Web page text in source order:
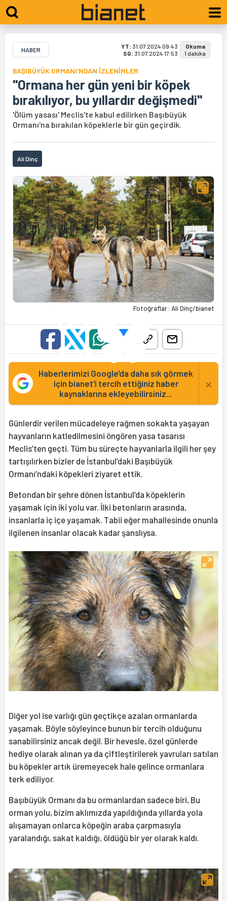
HABER YT: 31.07.2024 09:43
SG: 31.07.2024 17:53
Okuma
1 dakika
BAŞIBÜYÜK ORMANI'NDAN İZLENİMLER
"Ormana her gün yeni bir köpek
bırakılıyor, bu yıllardır değişmedi"
'Ölüm yasası' Meclis'te kabul edilirken Başıbüyük
Ormanı'na bırakılan köpeklerle bir gün geçirdik.
Ali Dinç
Fotoğraflar: Ali Dinç/bianet
Haberlerimizi Google'da daha sık görmek
için bianet'i tercih ettiğiniz haber
kaynaklarına ekleyebilirsiniz...
×
Günlerdir verilen mücadeleye rağmen sokakta yaşayan
hayvanların katledilmesini öngören yasa tasarısı
Meclis’ten geçti. Tüm bu süreçte hayvanlarla ilgili her şey
tartışılırken bizler de İstanbul’daki Başıbüyük
Ormanı’ndaki köpekleri ziyaret ettik.
Betondan bir şehre dönen İstanbul’da köpeklerin
yaşamak için iki yolu var. İlki betonların arasında,
insanlarla iç içe yaşamak. Tabii eğer mahallesinde onunla
ilgilenen insanlar olacak kadar şanslıysa.
Diğer yol ise varlığı gün geçtikçe azalan ormanlarda
yaşamak. Böyle söyleyince bunun bir tercih olduğunu
sanabilirsiniz ancak değil. Bir hevesle, özel günlerde
hediye olarak alınan ya da çiftleştirilerek yavruları satılan
bu köpekler artık üremeyecek hale gelince ormanlara
terk ediliyor.
Başıbüyük Ormanı da bu ormanlardan sadece biri. Bu
orman yolu, bizim aklımızda yapıldığında yıllarda yola
alışamayan onlarca köpeğin araba çarpmasıyla
yaralandığı, sakat kaldığı, öldüğü bir yer olarak kaldı.